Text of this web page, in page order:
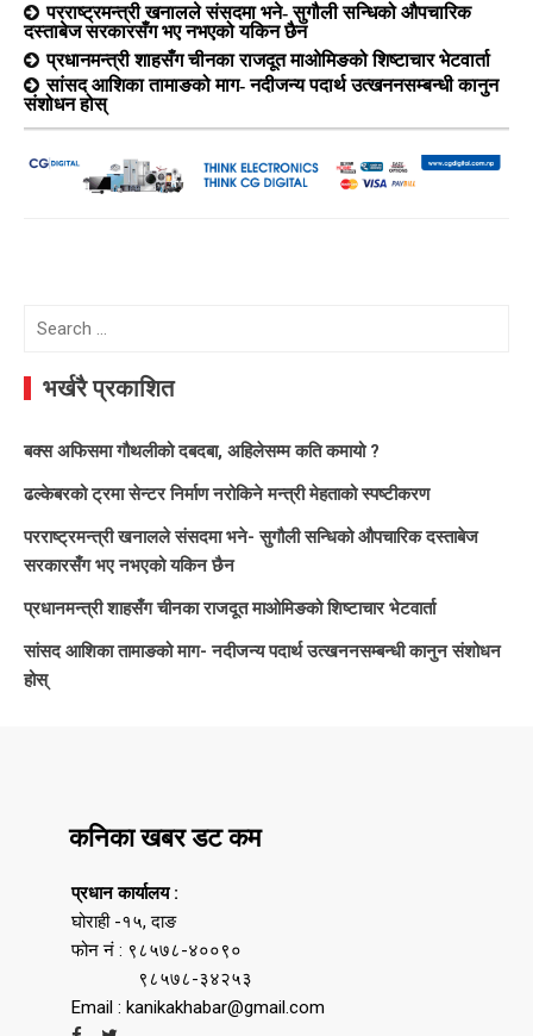
परराष्ट्रमन्त्री खनालले संसदमा भने- सुगौली सन्धिको औपचारिक
दस्ताबेज सरकारसँग भए नभएको यकिन छैन
प्रधानमन्त्री शाहसँग चीनका राजदूत माओमिङको शिष्टाचार भेटवार्ता
सांसद आशिका तामाङको माग- नदीजन्य पदार्थ उत्खननसम्बन्धी कानुन
संशोधन होस्
Search
भर्खरै प्रकाशित
बक्स अफिसमा गौथलीको दबदबा, अहिलेसम्म कति कमायो ?
ढल्केबरको ट्रमा सेन्टर निर्माण नरोकिने मन्त्री मेहताको स्पष्टीकरण
परराष्ट्रमन्त्री खनालले संसदमा भने- सुगौली सन्धिको औपचारिक दस्ताबेज
सरकारसँग भए नभएको यकिन छैन
प्रधानमन्त्री शाहसँग चीनका राजदूत माओमिङको शिष्टाचार भेटवार्ता
सांसद आशिका तामाङको माग- नदीजन्य पदार्थ उत्खननसम्बन्धी कानुन संशोधन
होस्
कनिका खबर डट कम
प्रधान कार्यालय :
घोराही -१५, दाङ
फोन नं : ९८५७८-४००९०
९८५७८-३४२५३
Email : kanikakhabar@gmail.com